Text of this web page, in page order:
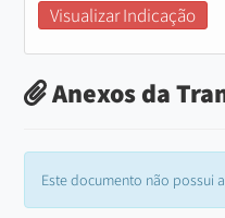
Visualizar Indicação
Anexos da
Este documento não possui